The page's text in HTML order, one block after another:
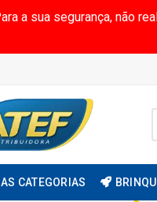
a sua segurança, não
CATEGORIAS